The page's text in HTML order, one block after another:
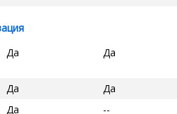
Да Да
Да
Да
Да --